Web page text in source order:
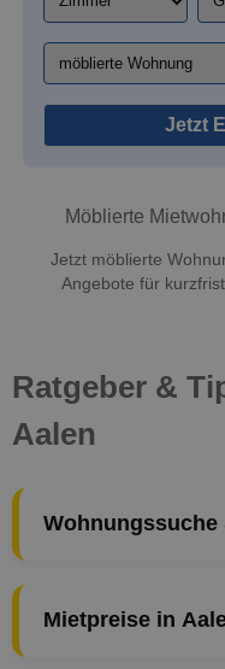
Jetzt
Möblierte
Jetzt möblierte
Angebote für
Ratgeber &
Aalen
Wohnungssuche
Mietpreise in